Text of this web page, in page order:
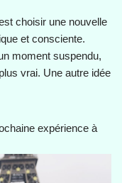
choisir une nouvelle
et consciente.
moment suspendu,
vrai. Une autre idée
expérience à